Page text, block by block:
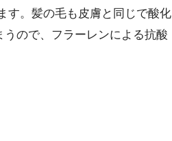
す。髪の毛も皮膚と同じで酸化
ので、フラーレンによる抗酸